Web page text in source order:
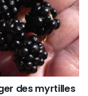
des myrtilles